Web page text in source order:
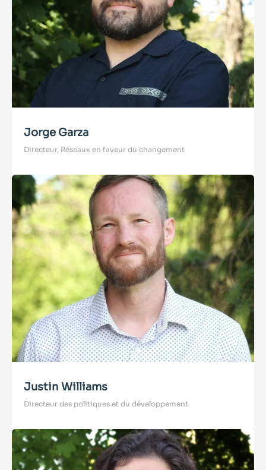
Jorge Garza
Directeur, Réseaux en faveur du changement
Justin Williams
Directeur des politiques et du développement